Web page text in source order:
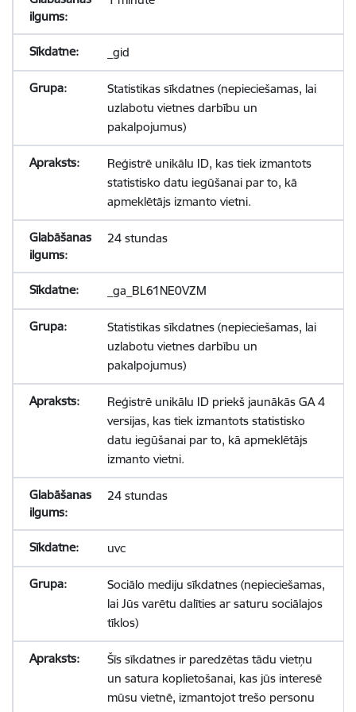
_gid
Statistikas sīkdatnes (nepieciešamas, lai
uzlabotu vietnes darbību un
pakalpojumus)
Reģistrē unikālu ID, kas tiek izmantots
statistisko datu iegūšanai par to, kā
apmeklētājs izmanto vietni.
24 stundas
_ga_BL61NE0VZM
Statistikas sīkdatnes (nepieciešamas, lai
uzlabotu vietnes darbību un
pakalpojumus)
Reģistrē unikālu ID priekš jaunākās GA 4
versijas, kas tiek izmantots statistisko
datu iegūšanai par to, kā apmeklētājs
izmanto vietni.
24 stundas
uvc
Sociālo mediju sīkdatnes (nepieciešamas,
lai Jūs varētu dalīties ar saturu sociālajos
tīklos)
Šīs sīkdatnes ir paredzētas tādu vietņu
un satura koplietošanai, kas jūs interesē
mūsu vietnē, izmantojot trešo personu